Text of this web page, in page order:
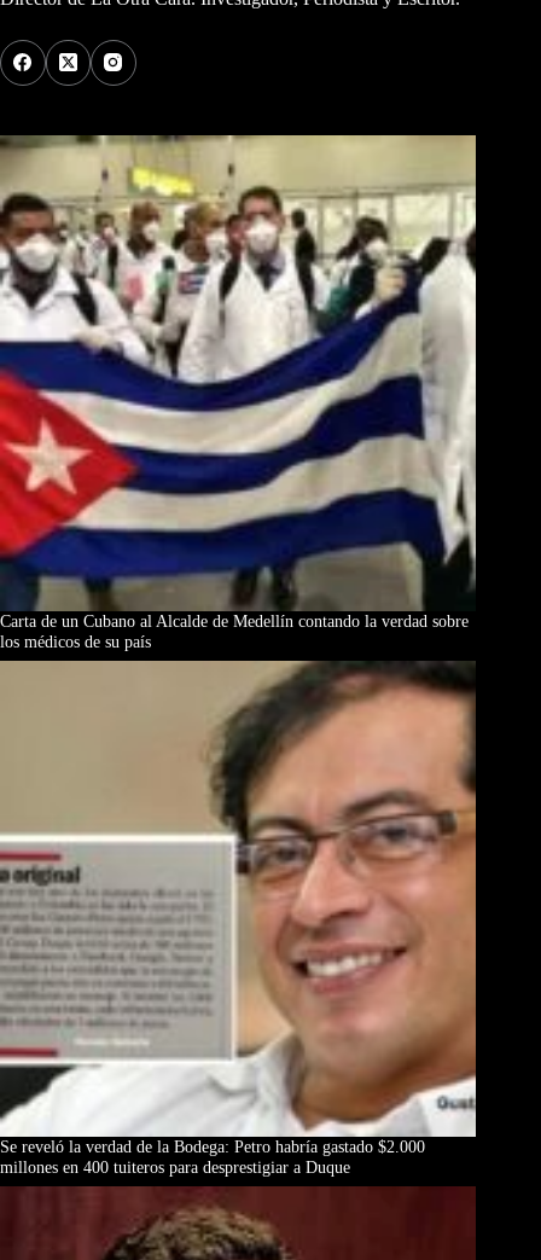
Carta de un Cubano al Alcalde de Medellín contando la verdad sobre
los médicos de su país
Se reveló la verdad de la Bodega: Petro habría gastado $2.000
millones en 400 tuiteros para desprestigiar a Duque